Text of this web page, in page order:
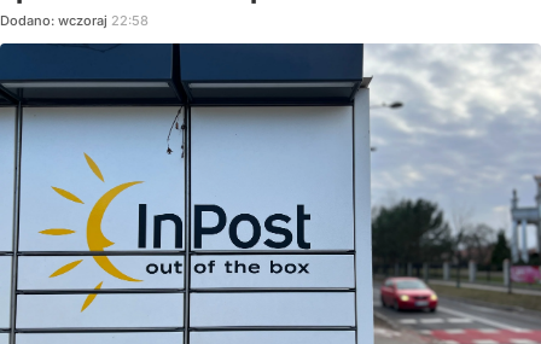
Dodano: wczoraj 22:58